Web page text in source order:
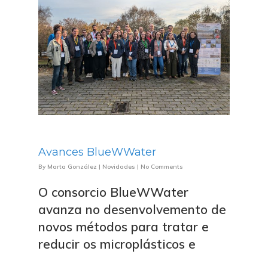
Avances BlueWWater
By Marta González | Novidades | No Comments
O consorcio BlueWWater
avanza no desenvolvemento de
novos métodos para tratar e
reducir os microplásticos e